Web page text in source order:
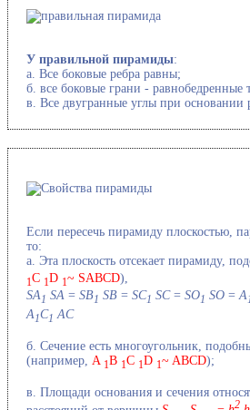
У правильной пирамиды:
a. Все боковые ребра равны;
б. все боковые грани - равнобедренные
в. Все двугранные углы при основании
Если пересечь пирамиду плоскостью,
то:
a. Эта плоскость отсекает пирамиду,
1C 1D 1~ SABCD),
SA1 SA = SB1 SB = SC1 SC = SO1 SO = A
A1C1 AC
б. Сечение есть многоугольник,
(например, A 1 B 1 C 1 D 1 ~ ABCD);
в. Площади основания и сечения
2